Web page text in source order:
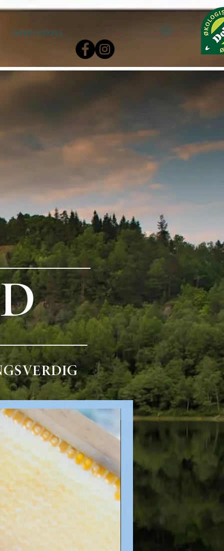
LYKREI SYKKEL
Økologisk kremet honning